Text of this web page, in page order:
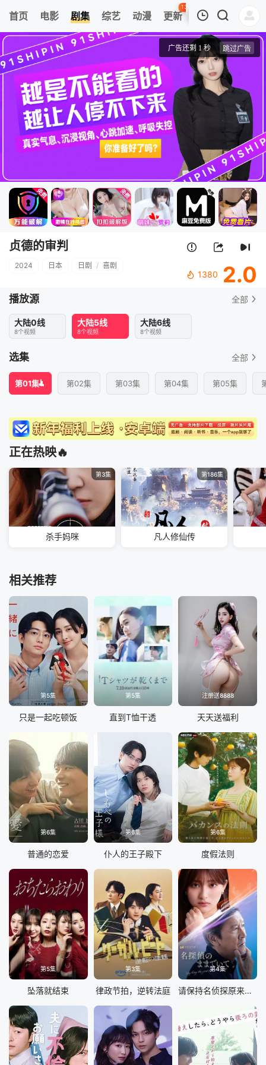
首页 电影 剧集 综艺 动漫 更新
135
热榜 APP
我的观影记录
第01集
贞德的审判
清空
贞德的审判
2024 日本 日剧 / 喜剧
1380 2.0
播放源 全部
大陆0线
8个视频
大陆5线
8个视频
大陆6线
8个视频
选集 全部
第01集 第02集 第03集 第04集 第05集
正在热映🔥
第3集
杀手妈咪
第186集
凡人修仙传
相关推荐
第5集
只是一起吃顿饭
第5集
直到T恤干透
注册送8888
天天送福利
第6集
普通的恋爱
第6集
仆人的王子殿下
第6集
度假法则
第5集
坠落就结束
第3集
律政节拍，逆转法庭
第4集
请保持名侦探原来的样子